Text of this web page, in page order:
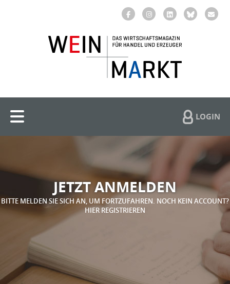
LOGIN
JETZT ANMELDEN
BITTE MELDEN SIE SICH AN, UM FORTZUFAHREN. NOCH KEIN ACCOUNT?
HIER REGISTRIEREN